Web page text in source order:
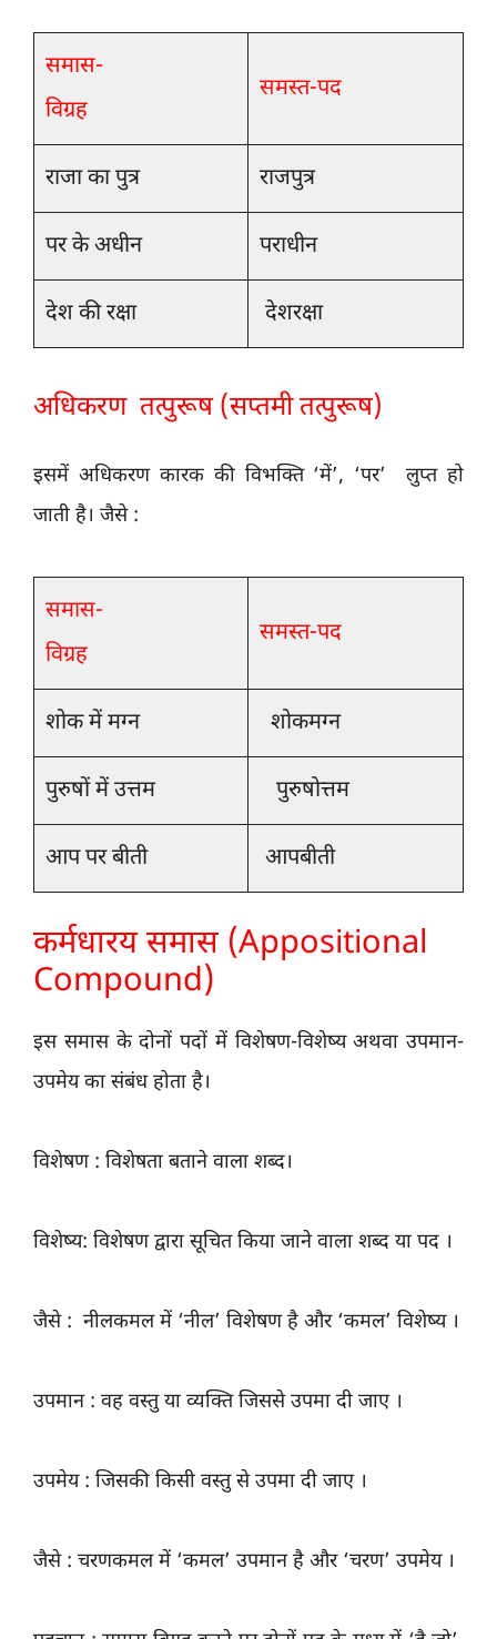
समास-
विग्रह
समस्त-पद
राजा का पुत्र राजपुत्र
पर के अधीन पराधीन
देश की रक्षा देशरक्षा
अधिकरण तत्पुरूष (सप्तमी तत्पुरूष)
इसमें अधिकरण कारक की विभक्ति ‘में’, ‘पर’ लुप्त हो
जाती है। जैसे :
समास-
विग्रह
समस्त-पद
शोक में मग्न शोकमग्न
पुरुषों में उत्तम पुरुषोत्तम
आप पर बीती आपबीती
कर्मधारय समास (Appositional
Compound)
इस समास के दोनों पदों में विशेषण-विशेष्य अथवा उपमान-
उपमेय का संबंध होता है।
विशेषण : विशेषता बताने वाला शब्द।
विशेष्य: विशेषण द्वारा सूचित किया जाने वाला शब्द या पद ।
जैसे : नीलकमल में ‘नील’ विशेषण है और ‘कमल’ विशेष्य ।
उपमान : वह वस्तु या व्यक्ति जिससे उपमा दी जाए ।
उपमेय : जिसकी किसी वस्तु से उपमा दी जाए ।
जैसे : चरणकमल में ‘कमल’ उपमान है और ‘चरण’ उपमेय ।